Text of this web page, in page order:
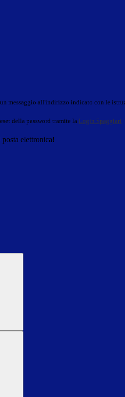
messaggio all'indirizzo indicato con le
della password tramite la Login Spaggiari
elettronica!